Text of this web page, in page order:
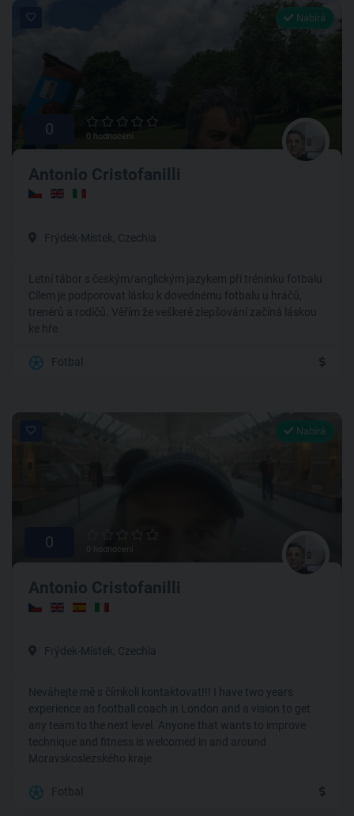
Nabírá
0 0 hodnocení
Antonio Cristofanilli
Frýdek-Místek, Czechia
Letní tábor s českým/anglickým jazykem při tréninku fotbalu
Cílem je podporovat lásku k dovednému fotbalu u hráčů,
trenérů a rodičů. Věřím že veškeré zlepšování začíná láskou
ke hře
Fotbal
Nabírá
0 0 hodnocení
Antonio Cristofanilli
Frýdek-Místek, Czechia
Neváhejte mě s čímkoli kontaktovat!!! I have two years
experience as football coach in London and a vision to get
any team to the next level. Anyone that wants to improve
technique and fitness is welcomed in and around
Moravskoslezského kraje
Fotbal